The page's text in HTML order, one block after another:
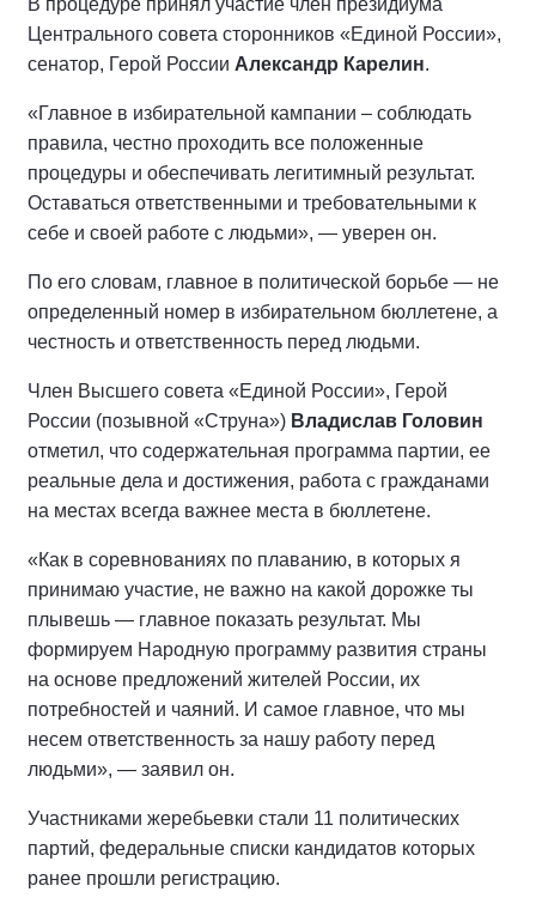
В процедуре принял участие член президиума
Центрального совета сторонников «Единой России»,
сенатор, Герой России Александр Карелин.
«Главное в избирательной кампании – соблюдать
правила, честно проходить все положенные
процедуры и обеспечивать легитимный результат.
Оставаться ответственными и требовательными к
себе и своей работе с людьми», — уверен он.
По его словам, главное в политической борьбе — не
определенный номер в избирательном бюллетене, а
честность и ответственность перед людьми.
Член Высшего совета «Единой России», Герой
России (позывной «Струна») Владислав Головин
отметил, что содержательная программа партии, ее
реальные дела и достижения, работа с гражданами
на местах всегда важнее места в бюллетене.
«Как в соревнованиях по плаванию, в которых я
принимаю участие, не важно на какой дорожке ты
плывешь — главное показать результат. Мы
формируем Народную программу развития страны
на основе предложений жителей России, их
потребностей и чаяний. И самое главное, что мы
несем ответственность за нашу работу перед
людьми», — заявил он.
Участниками жеребьевки стали 11 политических
партий, федеральные списки кандидатов которых
ранее прошли регистрацию.